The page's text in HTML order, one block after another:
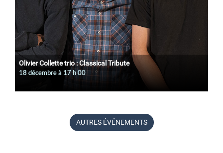
Olivier Collette trio : Classical Tribute
18 décembre à 17 h 00
AUTRES ÉVÉNEMENTS